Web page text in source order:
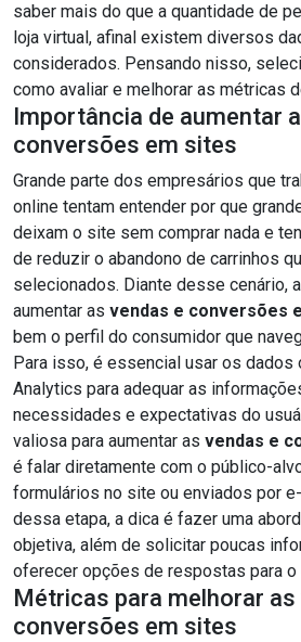
saber mais do que a quantidade de
loja virtual, afinal existem diversos
considerados. Pensando nisso,
como avaliar e melhorar as métricas
Importância de aumentar
conversões em sites
Grande parte dos empresários que
online tentam entender por que
deixam o site sem comprar nada e
de reduzir o abandono de carrinhos
selecionados. Diante desse cenário,
aumentar as vendas e conversões
bem o perfil do consumidor que
Para isso, é essencial usar os dados
Analytics para adequar as
necessidades e expectativas do
valiosa para aumentar as vendas e
é falar diretamente com o público-
formulários no site ou enviados por
dessa etapa, a dica é fazer uma
objetiva, além de solicitar poucas
oferecer opções de respostas para o
Métricas para melhorar as
conversões em sites